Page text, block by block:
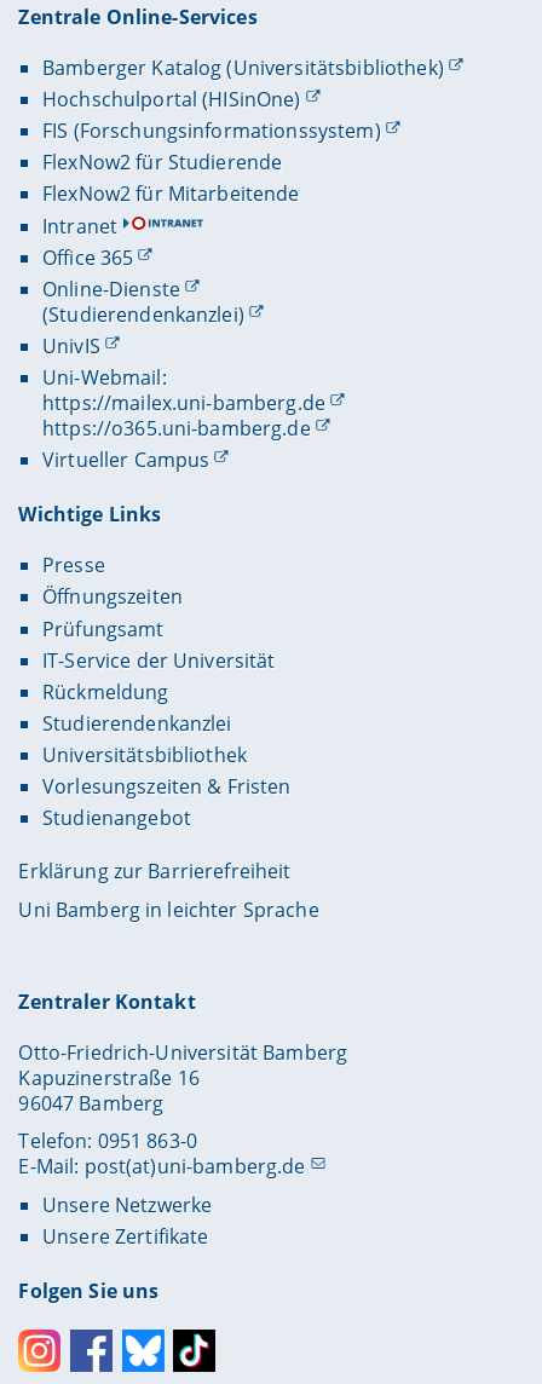
Zentrale Online-Services
Bamberger Katalog (Universitätsbibliothek)
Hochschulportal (HISinOne)
FIS (Forschungsinformationssystem)
FlexNow2 für Studierende
FlexNow2 für Mitarbeitende
Intranet
Office 365
Online-Dienste
(Studierendenkanzlei)
UnivIS
Uni-Webmail:
https://mailex.uni-bamberg.de
https://o365.uni-bamberg.de
Virtueller Campus
Wichtige Links
Presse
Öffnungszeiten
Prüfungsamt
IT-Service der Universität
Rückmeldung
Studierendenkanzlei
Universitätsbibliothek
Vorlesungszeiten & Fristen
Studienangebot
Erklärung zur Barrierefreiheit
Uni Bamberg in leichter Sprache
Zentraler Kontakt
Otto-Friedrich-Universität Bamberg
Kapuzinerstraße 16
96047 Bamberg
Telefon: 0951 863-0
E-Mail: post(at)uni-bamberg.de
Unsere Netzwerke
Unsere Zertifikate
Folgen Sie uns